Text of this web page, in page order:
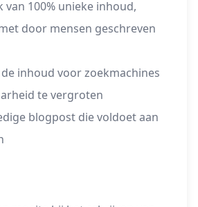
100% unieke inhoud,
door mensen geschreven
inhoud voor zoekmachines
te vergroten
blogpost die voldoet aan